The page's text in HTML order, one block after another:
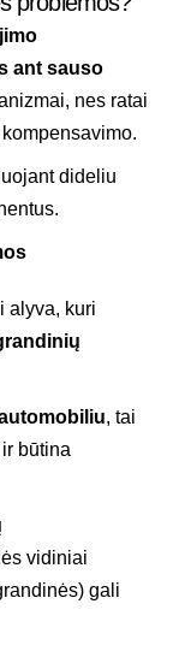
ant sauso
nes ratai
dideliu
alyva, kuri
, tai
ir būtina
vidiniai
gali